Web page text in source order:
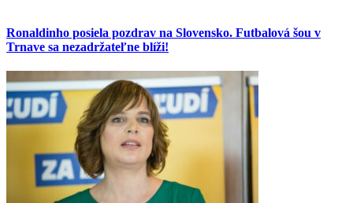
Ronaldinho posiela pozdrav na Slovensko. Futbalová šou v
Trnave sa nezadržateľne blíži!